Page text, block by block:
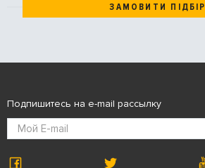
ЗАМОВИТИ ПІДБІР
Подпишитесь на e-mail рассылку